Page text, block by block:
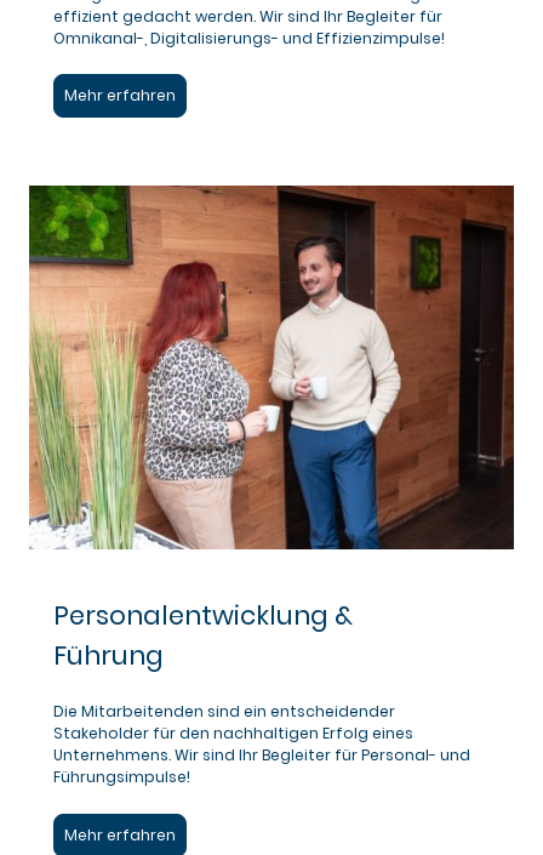
effizient gedacht werden. Wir sind Ihr Begleiter für
Omnikanal-, Digitalisierungs- und Effizienzimpulse!
Mehr erfahren
Personalentwicklung &
Führung
Die Mitarbeitenden sind ein entscheidender
Stakeholder für den nachhaltigen Erfolg eines
Unternehmens. Wir sind Ihr Begleiter für Personal- und
Führungsimpulse!
Mehr erfahren